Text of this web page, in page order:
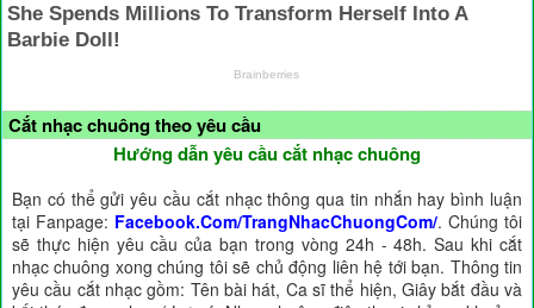
Cắt nhạc chuông theo yêu cầu
Hướng dẫn yêu cầu cắt nhạc chuông
Bạn có thể gửi yêu cầu cắt nhạc thông qua tin nhắn hay bình luận
tại Fanpage: Facebook.Com/TrangNhacChuongCom/. Chúng tôi
sẽ thực hiện yêu cầu của bạn trong vòng 24h - 48h. Sau khi cắt
nhạc chuông xong chúng tôi sẽ chủ động liên hệ tới bạn. Thông tin
yêu cầu cắt nhạc gồm: Tên bài hát, Ca sĩ thể hiện, Giây bắt đầu và